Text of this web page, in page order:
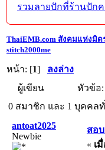
โปรดช่วยบริจาคให้ผู้จั
ThaiEMB.com สังคมแห่งมิ
stitch2000me
หน้า: [1] ลงล่าง
ผู้เขียน
หัวข้อ:
0 สมาชิก และ 1 บุคคล
antoat2025
Newbie
สอ
« เ
รวมลายปักที่ร้านปัก